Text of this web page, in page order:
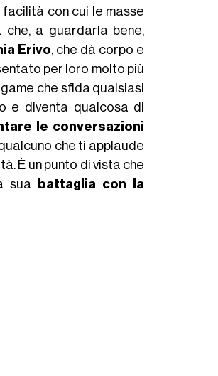
con cui le masse
a guardarla bene,
Erivo, che dà corpo e
per loro molto più
che sfida qualsiasi
e diventa qualcosa di
le conversazioni
che ti applaude
È un punto di vista che
sua
battaglia con la